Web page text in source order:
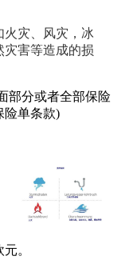
火灾、风灾，冰
灾害等造成的损
部分或者全部保险
险单条款)
。